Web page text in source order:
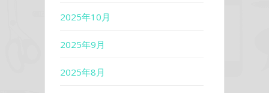
2025年10月
2025年9月
2025年8月